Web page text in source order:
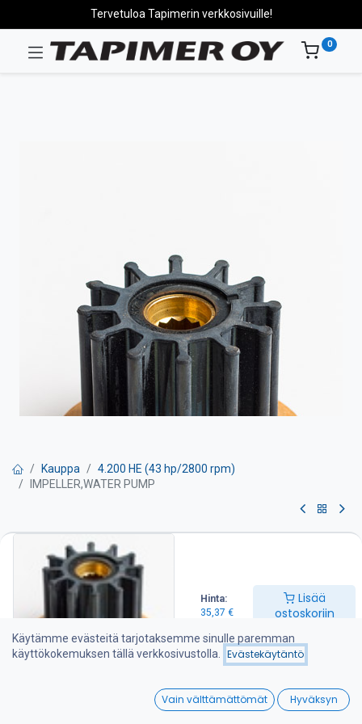
Hinta:
35,37 €
Lisää
ostoskoriin
Wishlist
Tervetuloa Tapimerin verkkosivuille!
0
Kauppa
4.200 HE (43 hp/2800 rpm)
IMPELLER,WATER PUMP
IMPELLER,WATER PUMP
Siipipyörä on suositeltava pitää varalla veneessä
Lisää ostoskoriin
Käytämme evästeitä tarjotaksemme sinulle paremman
käyttökokemuksen tällä verkkosivustolla.
Evästekäytäntö
Vain välttämättömät Hyväksyn